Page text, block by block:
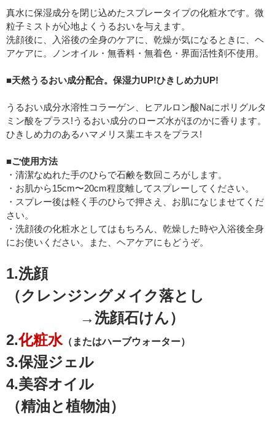
真水に保湿成分を閉じ込めたスプレータイプの化粧水です。微
粒子ミストが心地よくうるおいを与えます。
洗顔後に、入浴後の全身のケアに、乾燥が気になるときに、ヘ
アケアに。ノンオイル・無香料・無着色・界面活性剤不使用。
■天然うるおい成分配合。保湿力UP!ひきしめ力UP!
うるおい成分水溶性コラーゲン、ヒアルロン酸Naにポリグルタ
ミン酸をプラス!うるおい成分のローズ水がほのかに香ります。
ひきしめ力のあるハマメリス葉エキスをプラス!
■ご使用方法
・清潔なぬれた手のひらで石鹸を数回ころがします。
・お肌から15cm〜20cm程度離してスプレーしてください。
・スプレー後は軽く手のひらで押さえ、お肌になじませてくだ
さい。
・洗顔後の化粧水としてはもちろん、乾燥した時や入浴後全身
にお使いください。また、ヘアケアにもどうぞ。
1.洗顔
（クレンジングメイク落とし
→洗顔石けん）
2.化粧水（またはハーブウォーター）
3.保湿ジェル
4.美容オイル
（精油と植物油）